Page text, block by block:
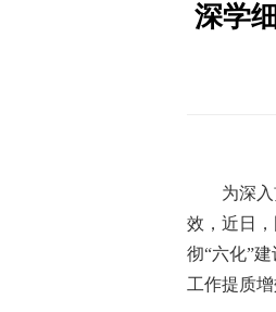
深学
为深
效，近日
彻“六化”
工作提质增